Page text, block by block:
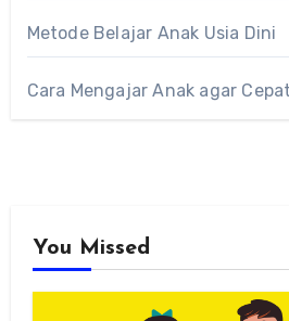
Metode Belajar Anak Usia Dini
Cara Mengajar Anak agar
You Missed